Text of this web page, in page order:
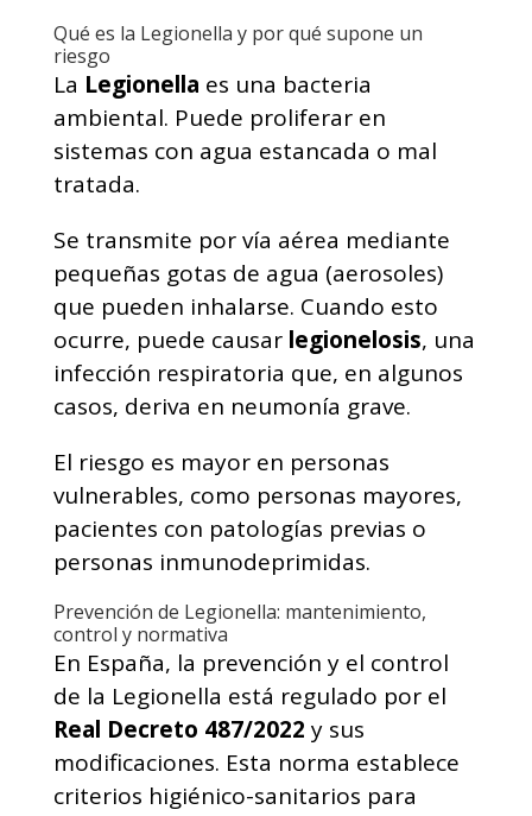
Qué es la Legionella y por qué supone un
riesgo
La Legionella es una bacteria
ambiental. Puede proliferar en
sistemas con agua estancada o mal
tratada.
Se transmite por vía aérea mediante
pequeñas gotas de agua (aerosoles)
que pueden inhalarse. Cuando esto
ocurre, puede causar legionelosis, una
infección respiratoria que, en algunos
casos, deriva en neumonía grave.
El riesgo es mayor en personas
vulnerables, como personas mayores,
pacientes con patologías previas o
personas inmunodeprimidas.
Prevención de Legionella: mantenimiento,
control y normativa
En España, la prevención y el control
de la Legionella está regulado por el
Real Decreto 487/2022 y sus
modificaciones. Esta norma establece
criterios higiénico-sanitarios para